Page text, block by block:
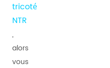
tricoté
NTR
,
alors
vous